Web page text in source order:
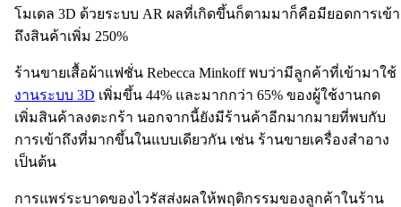
โมเดล 3D ด้วยระบบ AR ผลที่เกิดขึ้นก็ตามมาก็คือมียอดการเข้า
ถึงสินค้าเพิ่ม 250%
ร้านขายเสื้อผ้าแฟชั่น Rebecca Minkoff พบว่ามีลูกค้าที่เข้ามาใช้
งานระบบ 3D เพิ่มขึ้น 44% และมากกว่า 65% ของผู้ใช้งานกด
เพิ่มสินค้าลงตะกร้า นอกจากนี้ยังมีร้านค้าอีกมากมายที่พบกับ
การเข้าถึงที่มากขึ้นในแบบเดียวกัน เช่น ร้านขายเครื่องสำอาง
เป็นต้น
การแพร่ระบาดของไวรัสส่งผลให้พฤติกรรมของลูกค้าในร้าน